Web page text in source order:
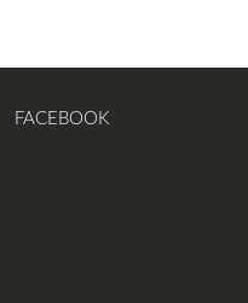
FACEBOOK